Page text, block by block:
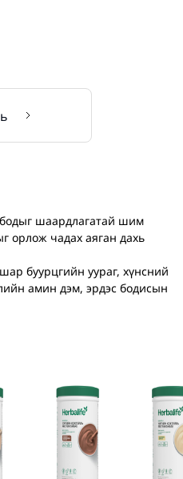
шаардлагатай шим
орлож чадах аяган дахь
буурцгийн уураг, хүнсний
амин дэм, эрдэс бодисын